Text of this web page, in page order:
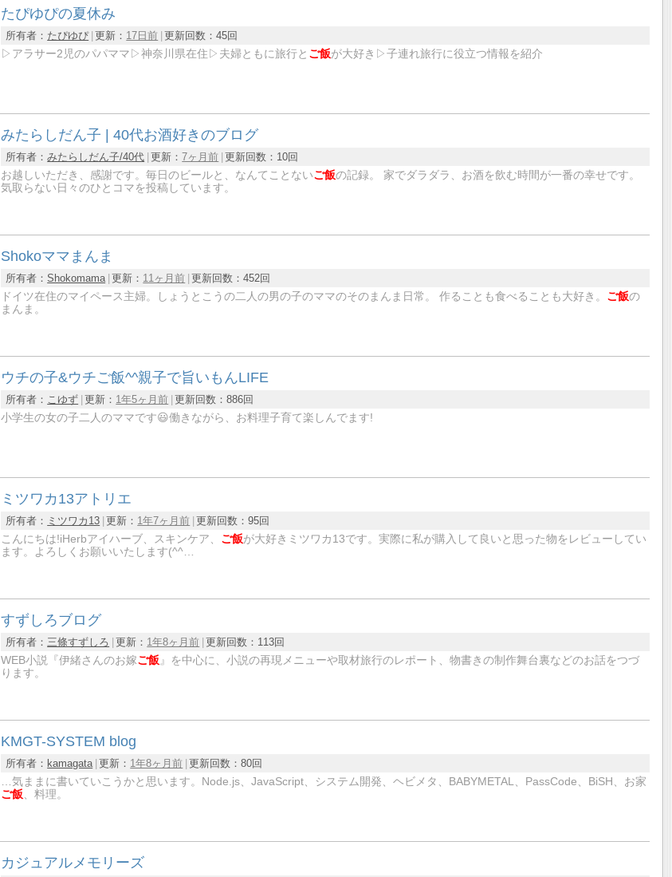
たぴゆぴの夏休み
所有者： たぴゆぴ 更新： 17日前 更新回数：45回
▷アラサー2児のパパママ▷神奈川県在住▷夫婦ともに旅行と ご飯が大好き▷子連れ旅行に役立つ情報を紹介
みたらしだん子 | 40代お酒好きのブログ
所有者：みたらしだん子/40代 更新：7ヶ月前 更新回数： 10回
お越しいただき、感謝です。毎日のビールと、なんてことないご飯の記録。 家でダラダラ、お酒を飲む時間が一番の幸せです。
気取らない日々のひとコマを投稿しています。
Shokoママまんま
所有者：Shokomama 更新： 11ヶ月前 更新回数：452回
ドイツ在住のマイペース主婦。しょうとこうの二人の男の子のママのそのまんま日常。 作ることも食べることも大好き。 ご飯の
まんま。
ウチの子&ウチご飯^^親子で旨いもんLIFE
所有者： こゆず 更新： 1年5ヶ月前 更新回数：886回
小学生の女の子二人のママです😃働きながら、お料理子育て楽しんでます!
ミツワカ13アトリエ
所有者： ミツワカ13 更新： 1年7ヶ月前 更新回数：95回
こんにちは!iHerbアイハーブ、スキンケア、 ご飯が大好きミツワカ13です。実際に私が購入して良いと思った物をレビューしてい
ます。よろしくお願いいたします(^^…
すずしろブログ
所有者： 三條すずしろ 更新： 1年8ヶ月前 更新回数： 113回
WEB小説『伊緒さんのお嫁ご飯』を中心に、小説の再現メニューや取材旅行のレポート、物書きの制作舞台裏などのお話をつづ
ります。
KMGT-SYSTEM blog
所有者： kamagata 更新： 1年8ヶ月前 更新回数：80回
…気ままに書いていこうかと思います。Node.js、JavaScript、システム開発、ヘビメタ、BABYMETAL、PassCode、BiSH、お家
ご飯、料理。
カジュアルメモリーズ